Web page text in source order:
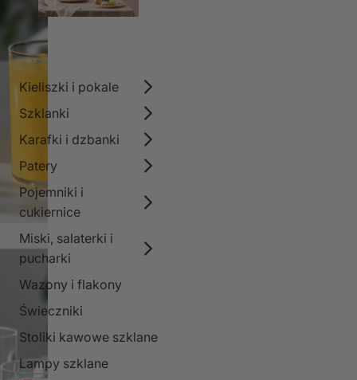
Kieliszki i pokale
Szklanki
Karafki i dzbanki
Patery
Pojemniki i
cukiernice
Miski, salaterki i
pucharki
Wazony i flakony
Świeczniki
Stoliki kawowe szklane
Lampy szklane